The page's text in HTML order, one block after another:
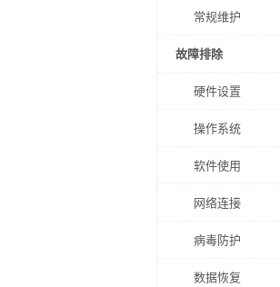
常规维护
故障排除
硬件设置
操作系统
软件使用
网络连接
病毒防护
数据恢复